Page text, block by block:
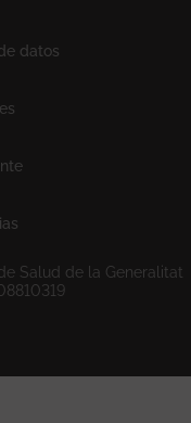
datos
Salud de la Generalitat